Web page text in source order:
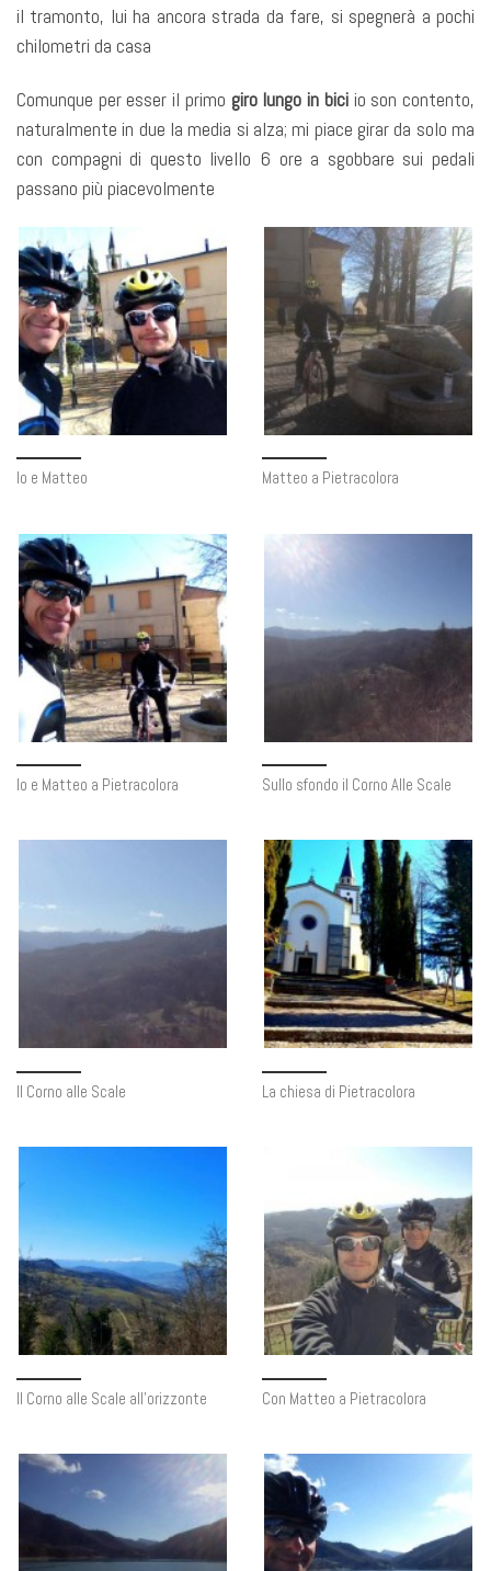
il tramonto, lui ha ancora strada da fare, si spegnerà a pochi
chilometri da casa
Comunque per esser il primo giro lungo in biciio son contento,
naturalmente in due la media si alza; mi piace girar da solo ma
con compagni di questo livello 6 ore a sgobbare sui pedali
passano più piacevolmente
Io e Matteo Matteo a Pietracolora
Io e Matteo a Pietracolora Sullo sfondo il Corno Alle Scale
Il Corno alle Scale La chiesa di Pietracolora
Il Corno alle Scale all’orizzonte Con Matteo a Pietracolora